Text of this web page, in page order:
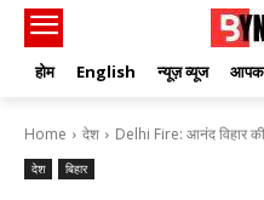
होम English न्यूज़ व्यूज
Home देश Delhi Fire: आनंद विहार
देश बिहार